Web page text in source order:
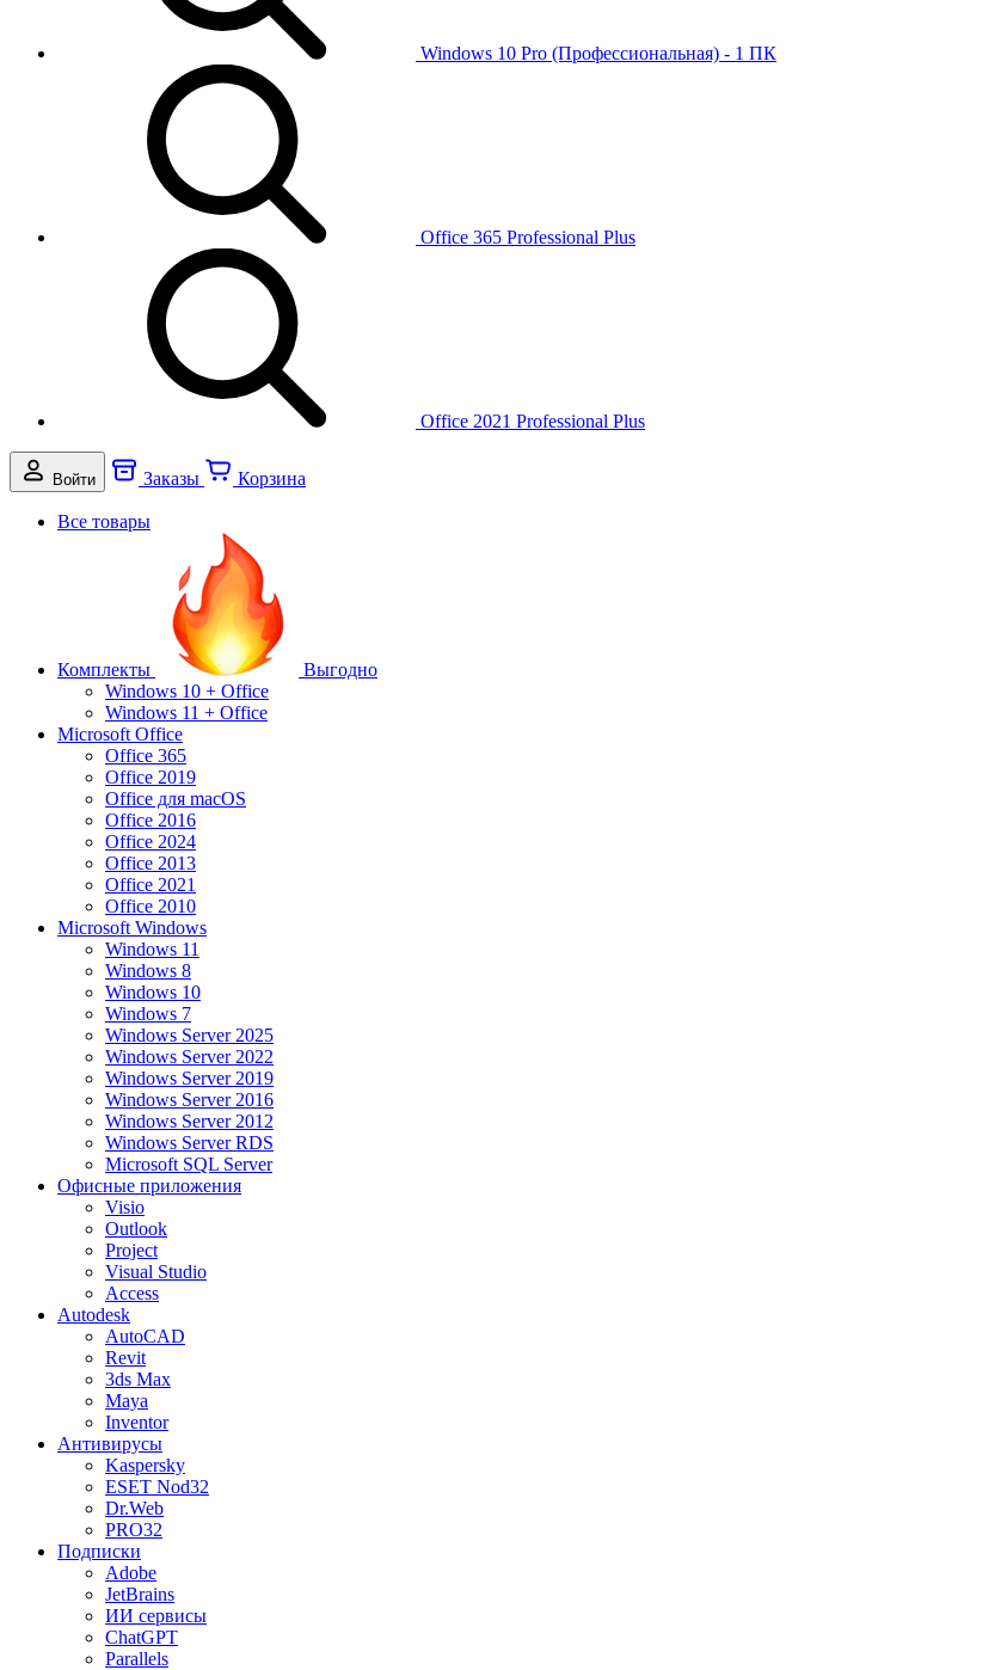
Windows 10 Pro (Профессиональная) - 1 ПК
Office 365 Professional Plus
Office 2021 Professional Plus
Войти Заказы Корзина
Все товары
Комплекты
Выгодно
Windows 10 + Office
Windows 11 + Office
Microsoft Office
Office 365
Office 2019
Office для macOS
Office 2016
Office 2024
Office 2013
Office 2021
Office 2010
Microsoft Windows
Windows 11
Windows 8
Windows 10
Windows 7
Windows Server 2025
Windows Server 2022
Windows Server 2019
Windows Server 2016
Windows Server 2012
Windows Server RDS
Microsoft SQL Server
Офисные приложения
Visio
Outlook
Project
Visual Studio
Access
Autodesk
AutoCAD
Revit
3ds Max
Maya
Inventor
Антивирусы
Kaspersky
ESET Nod32
Dr.Web
PRO32
Подписки
Adobe
JetBrains
ИИ сервисы
ChatGPT
Parallels